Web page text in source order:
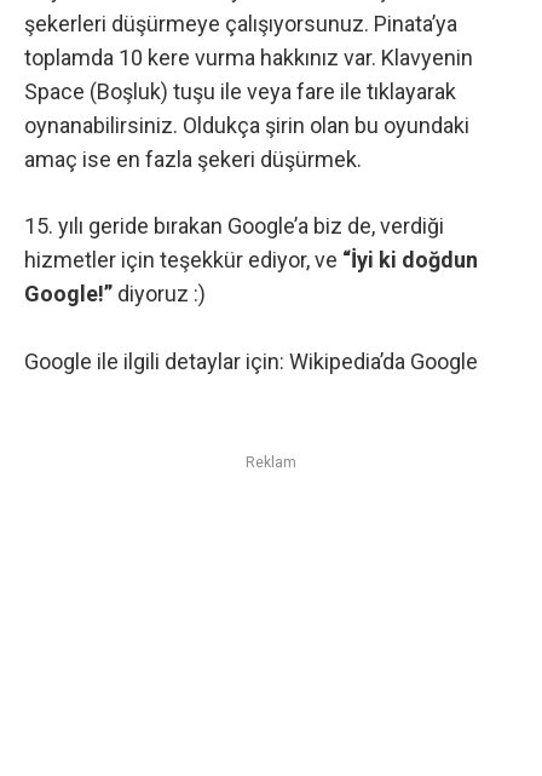
şekerleri düşürmeye çalışıyorsunuz. Pinata’ya
toplamda 10 kere vurma hakkınız var. Klavyenin
Space (Boşluk) tuşu ile veya fare ile tıklayarak
oynanabilirsiniz. Oldukça şirin olan bu oyundaki
amaç ise en fazla şekeri düşürmek.
15. yılı geride bırakan Google’a biz de, verdiği
hizmetler için teşekkür ediyor, ve “İyi ki doğdun
Google!” diyoruz :)
Google ile ilgili detaylar için: Wikipedia’da Google
Reklam